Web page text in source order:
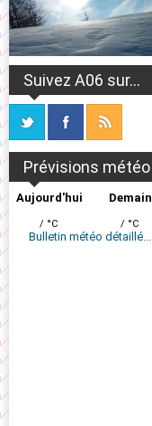
Suivez A06 sur...
Prévisions météo
Aujourd'hui
/ °C
Demain
/ °C
Bulletin météo détaillé...